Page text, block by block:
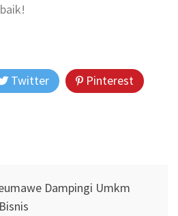
Twitter
Pinterest
Dampingi Umkm